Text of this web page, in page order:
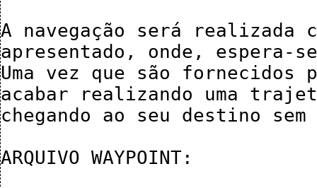
A navegação será realizada
apresentado, onde, espera-
Uma vez que são
acabar realizando uma
chegando ao seu destino
ARQUIVO WAYPOINT: